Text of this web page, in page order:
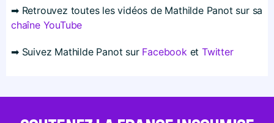
➡ Retrouvez toutes les vidéos de Mathilde Panot sur sa
chaîne YouTube
➡ Suivez Mathilde Panot sur Facebook etTwitter